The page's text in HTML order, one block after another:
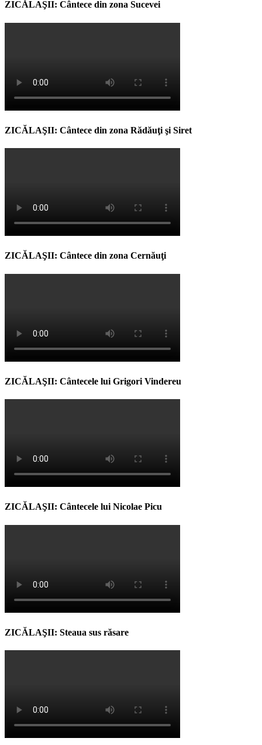
ZICĂLAŞII: Cântece din zona Sucevei
ZICĂLAŞII: Cântece din zona Rădăuţi şi Siret
ZICĂLAŞII: Cântece din zona Cernăuţi
ZICĂLAŞII: Cântecele lui Grigori Vindereu
ZICĂLAŞII: Cântecele lui Nicolae Picu
ZICĂLAŞII: Steaua sus răsare